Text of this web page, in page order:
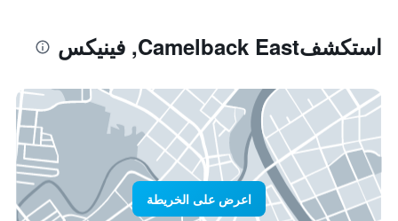
استكشفCamelback East, فينيكس
اعرض على الخريطة